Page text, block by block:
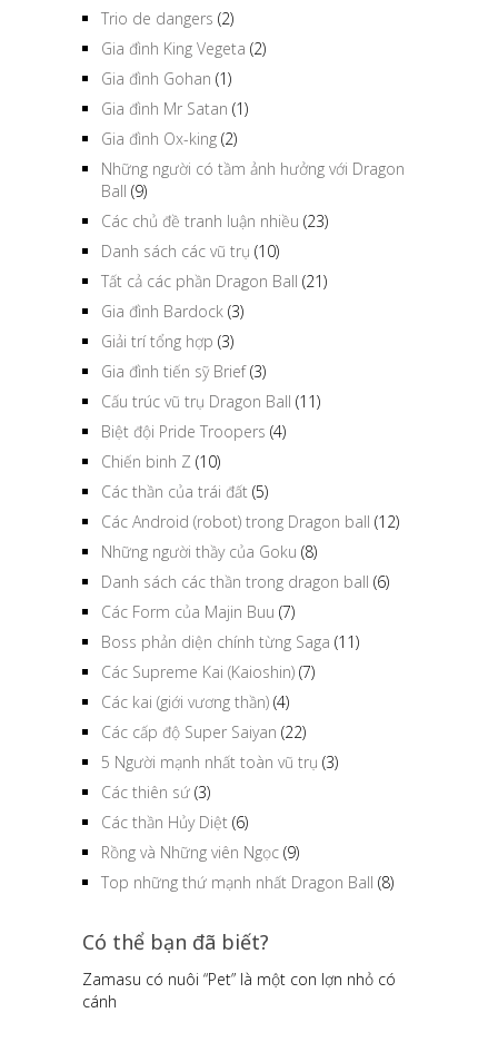
Trio de dangers (2)
Gia đình King Vegeta (2)
Gia đình Gohan (1)
Gia đình Mr Satan (1)
Gia đình Ox-king (2)
Những người có tầm ảnh hưởng với Dragon
Ball (9)
Các chủ đề tranh luận nhiều (23)
Danh sách các vũ trụ (10)
Tất cả các phần Dragon Ball (21)
Gia đình Bardock (3)
Giải trí tổng hợp (3)
Gia đình tiến sỹ Brief(3)
Cấu trúc vũ trụ Dragon Ball (11)
Biệt đội Pride Troopers (4)
Chiến binh Z (10)
Các thần của trái đất (5)
Các Android (robot) trong Dragon ball (12)
Những người thầy của Goku (8)
Danh sách các thần trong dragon ball (6)
Các Form của Majin Buu (7)
Boss phản diện chính từng Saga (11)
Các Supreme Kai (Kaioshin) (7)
Các kai (giới vương thần) (4)
Các cấp độ Super Saiyan (22)
5 Người mạnh nhất toàn vũ trụ (3)
Các thiên sứ (3)
Các thần Hủy Diệt (6)
Rồng và Những viên Ngọc (9)
Top những thứ mạnh nhất Dragon Ball (8)
Có thể bạn đã biết?
Zamasu có nuôi “Pet” là một con lợn nhỏ có
cánh